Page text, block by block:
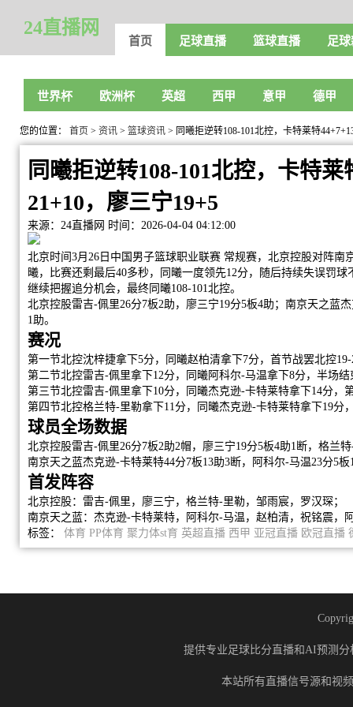
24直播网
首页 足球直播 篮球直播 足
世界杯 欧洲杯 英超 西甲 意甲 德甲
您的位置： 首页 > 资讯 > 篮球资讯 > 同曦拒逆转108-101北控，卡特莱特
同曦拒逆转108-101北控，卡特
21+10，廖三宁19+5
来源：24直播网 时间：2026-04-04 04:12:00
北京时间3月26日中国男子篮球职业联赛 常规赛，北京控股对阵南
曦，比赛还剩最后40多秒，同曦一度领先12分，随后持续失误罚
继续把握追分机会，最终同曦108-101北控。
北京控股雷吉-佩里26分7板2助，廖三宁19分5板4助；南京天之蓝
1助。
赛况
第一节北控沈梓捷拿下5分，同曦赵柏清拿下7分，首节战罢北控
第二节北控雷吉-佩里拿下12分，同曦阿科尔-马温拿下8分，半场结
第三节北控雷吉-佩里拿下10分，同曦杰克逊-卡特莱特拿下14分，
第四节北控格兰特-里勒拿下11分，同曦杰克逊-卡特莱特拿下19分
球员全场数据
北京控股雷吉-佩里26分7板2助2帽，廖三宁19分5板4助1断，格兰
南京天之蓝杰克逊-卡特莱特44分7板13助3断，阿科尔-马温23分5
首发阵容
北京控股：雷吉-佩里，廖三宁，格兰特-里勒，邹雨宸，罗汉琛；
南京天之蓝：杰克逊-卡特莱特，阿科尔-马温，赵柏清，祝铭震，
标签： 体育 PP体育 聚力体st育 英超直播 西甲 亚冠直播 欧冠直播
提供专业足球比分直播和AI预测
本站所有直播信号源和视